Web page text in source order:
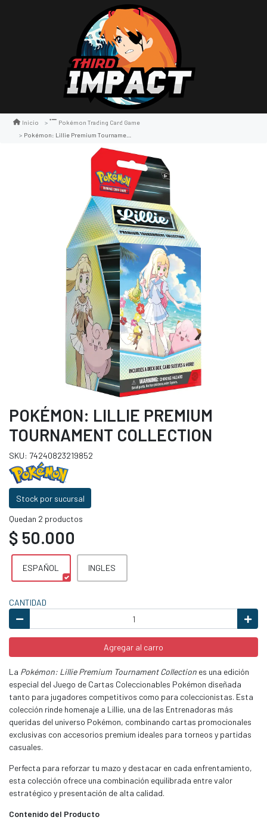
Inicio
Pokémon Trading Card Game
Pokémon: Lillie Premium Tournament Collection
POKÉMON: LILLIE PREMIUM
TOURNAMENT COLLECTION
SKU: 74240823219852
Stock por sucursal
Quedan 2 productos
$ 50.000
ESPAÑOL INGLES
CANTIDAD
Agregar al carro
La Pokémon: Lillie Premium Tournament Collection es una edición
especial del Juego de Cartas Coleccionables Pokémon diseñada
tanto para jugadores competitivos como para coleccionistas. Esta
colección rinde homenaje a Lillie, una de las Entrenadoras más
queridas del universo Pokémon, combinando cartas promocionales
exclusivas con accesorios premium ideales para torneos y partidas
casuales.
Perfecta para reforzar tu mazo y destacar en cada enfrentamiento,
esta colección ofrece una combinación equilibrada entre valor
estratégico y presentación de alta calidad.
Contenido del Producto